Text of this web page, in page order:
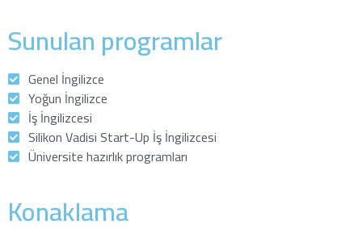
Sunulan programlar
Genel İngilizce
Yoğun İngilizce
İş İngilizcesi
Silikon Vadisi Start-Up İş İngilizcesi
Üniversite hazırlık programları
Konaklama